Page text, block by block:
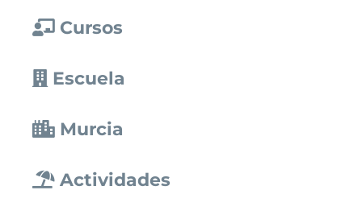
Cursos
Escuela
Murcia
Actividades